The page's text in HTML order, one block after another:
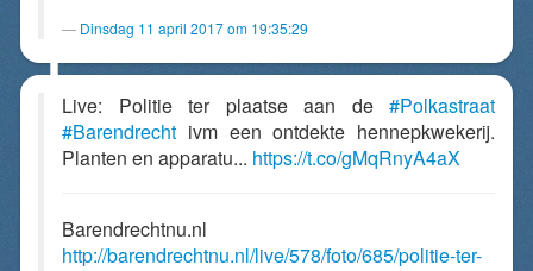
Dinsdag 11 april 2017 om 19:35:29
Live: Politie ter plaatse aan de #Polkastraat
#Barendrecht ivm een ontdekte hennepkwekerij.
Planten en apparatu... https://t.co/gMqRnyA4aX
Barendrechtnu.nl
http://barendrechtnu.nl/live/578/foto/685/politie-ter-